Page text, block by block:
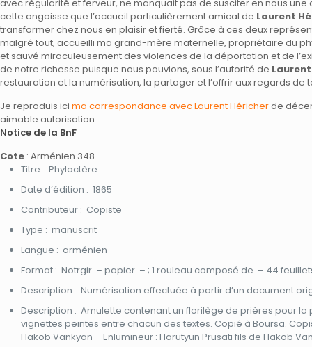
avec régularité et ferveur, ne manquait pas de susciter en nous
cette angoisse que l’accueil particulièrement amical de Laurent
transformer chez nous en plaisir et fierté. Grâce à ces deux
malgré tout, accueilli ma grand-mère maternelle, propriétaire du
et sauvé miraculeusement des violences de la déportation et de
de notre richesse puisque nous pouvions, sous l’autorité de
restauration et la numérisation, la partager et l’offrir aux regards de
Je reproduis ici ma correspondance avec Laurent Héricherde
aimable autorisation.
Notice de la BnF
Cote : Arménien 348
Titre : Phylactère
Date d’édition : 1865
Contributeur : Copiste
Type : manuscrit
Langue : arménien
Format : Notrgir. – papier. – ; 1 rouleau composé de. – 44 feuillets.
Description : Numérisation effectuée à partir d’un document
Description : Amulette contenant un florilège de prières pour
vignettes peintes entre chacun des textes. Copié à Boursa.
Hakob Vankyan – Enlumineur : Harutyun Prusati fils de Hakob